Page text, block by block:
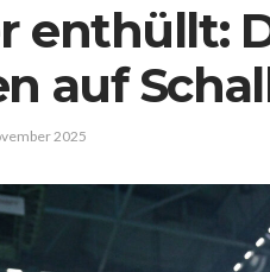
enthüllt:
auf
2025